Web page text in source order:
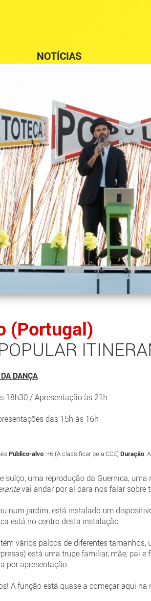
NOTÍCIAS
(Portugal)
DANÇA
18h30 / Apresentação às 21h
das 15h às 16h
Público-alvo: +6 (A classificar pela CCE)Duração:
suíço, uma reprodução da Guernica,
vai andar por aí para nos falar sobre
num jardim, está instalado um
está no centro desta instalação.
vários palcos de diferentes
está uma trupe familiar, mãe, pai
por apresentação.
A função está quase a começar aqui na